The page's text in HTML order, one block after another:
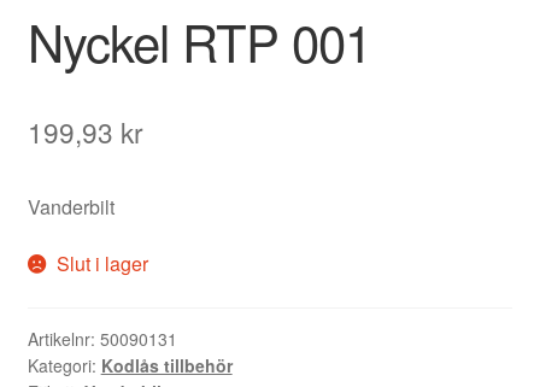
Nyckel RTP 001
199,93 kr
Vanderbilt
Slut i lager
Artikelnr: 50090131
Kategori: Kodlås tillbehör